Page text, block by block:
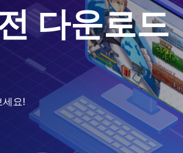
다운로드
요!